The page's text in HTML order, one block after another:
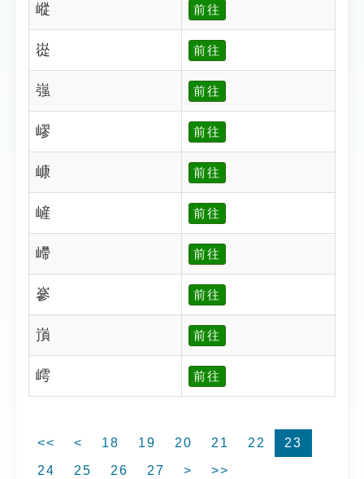
嵷 前往
嵸 前往
嵹 前往
嵺 前往
嵻 前往
嵼 前往
嵽 前往
嵾 前往
嵿 前往
嶀 前往
<< < 18 19 20 21 22
23
24
25 26 27 > >>